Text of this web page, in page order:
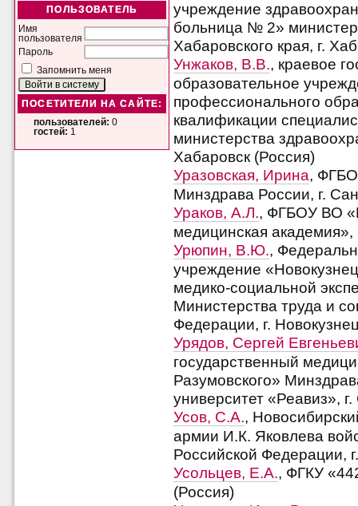
ПОЛЬЗОВАТЕЛЬ
Имя
пользователя
Пароль
Запомнить меня
ПОСЕТИТЕЛИ НА САЙТЕ:
пользователей: 0
гостей: 1
учреждение
больница № 2»
Хабаровского края, г.
Унжаков, В.В., краевое
образовательное
профессионального
квалификации
министерства
Хабаровск (Россия)
Уразовская, Ирина,
Минздрава России, г.
Ураков, А.Л., ФГБОУ ВО
медицинская академия»,
Урюпин, В.Ю.,
учреждение
медико-социальной
Министерства труда и
Федерации, г.
Урядов, Сергей
государственный
Разумовского»
университет «Реавиз»,
Усов, С.А.,
армии И.К. Яковлева
Российской Федерации,
Усольцев, Е.А., ФГКУ
(Россия)